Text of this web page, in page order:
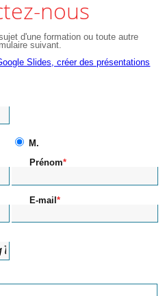
nous
d'une formation ou toute autre
suivant.
Slides, créer des présentations
M.
Prénom
E-mail